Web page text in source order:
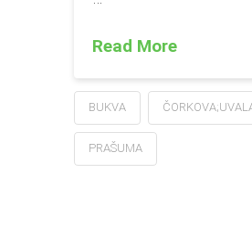
Read More
BUKVA
PRAŠUMA